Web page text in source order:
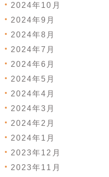
2024年10月
2024年9月
2024年8月
2024年7月
2024年6月
2024年5月
2024年4月
2024年3月
2024年2月
2024年1月
2023年12月
2023年11月